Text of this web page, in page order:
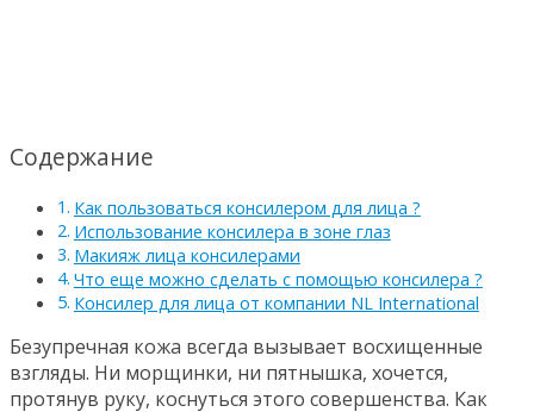
Содержание
Как пользоваться консилером для лица ?
Использование консилера в зоне глаз
Макияж лица консилерами
Что еще можно сделать с помощью консилера ?
Консилер для лица от компании NL International
Безупречная кожа всегда вызывает восхищенные
взгляды. Ни морщинки, ни пятнышка, хочется,
протянув руку, коснуться этого совершенства. Как